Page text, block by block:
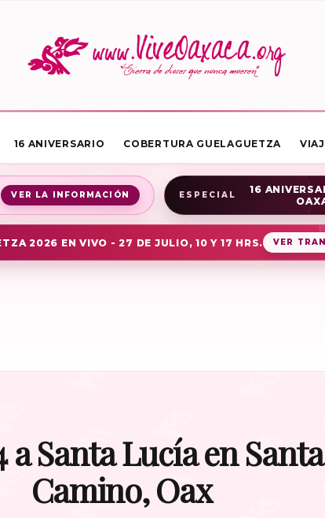
16 ANIVERSARIO COBERTURA GUELAGUETZA
VER LA INFORMACIÓN ESPECIAL
16
2026 EN VIVO - 27 DE JULIO, 10 Y 17 HRS. VER
Santa Lucía en
Camino, Oax